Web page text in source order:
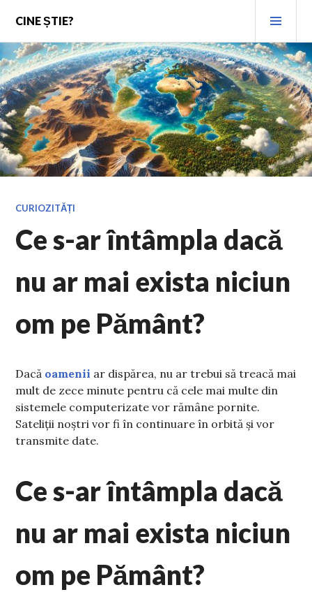
content
CINE ȘTIE?
CURIOZITĂȚI
Ce s-ar întâmpla dacă
nu ar mai exista niciun
om pe Pământ?
Dacă oamenii ar dispărea, nu ar trebui să treacă mai
mult de zece minute pentru că cele mai multe din
sistemele computerizate vor rămâne pornite.
Sateliții noștri vor fi în continuare în orbită și vor
transmite date.
Ce s-ar întâmpla dacă
nu ar mai exista niciun
om pe Pământ?